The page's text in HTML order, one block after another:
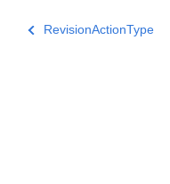
RevisionActionType